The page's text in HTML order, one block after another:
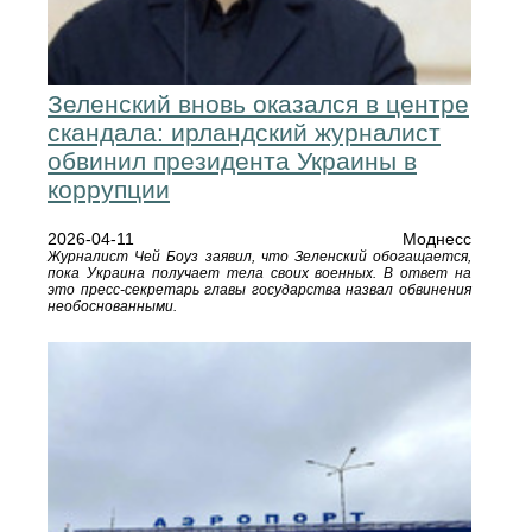
Зеленский вновь оказался в центре
скандала: ирландский журналист
обвинил президента Украины в
коррупции
2026-04-11 Моднесс
Журналист Чей Боуз заявил, что Зеленский обогащается,
пока Украина получает тела своих военных. В ответ на
это пресс-секретарь главы государства назвал обвинения
необоснованными.